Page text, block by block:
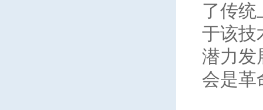
了传统
于该技
潜力发
会是革